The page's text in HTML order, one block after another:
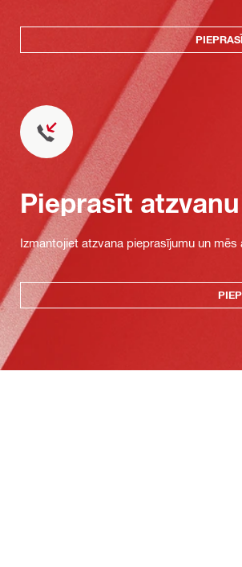
Pieprasīt atzvanu
Izmantojiet atzvana pieprasījumu un mēs